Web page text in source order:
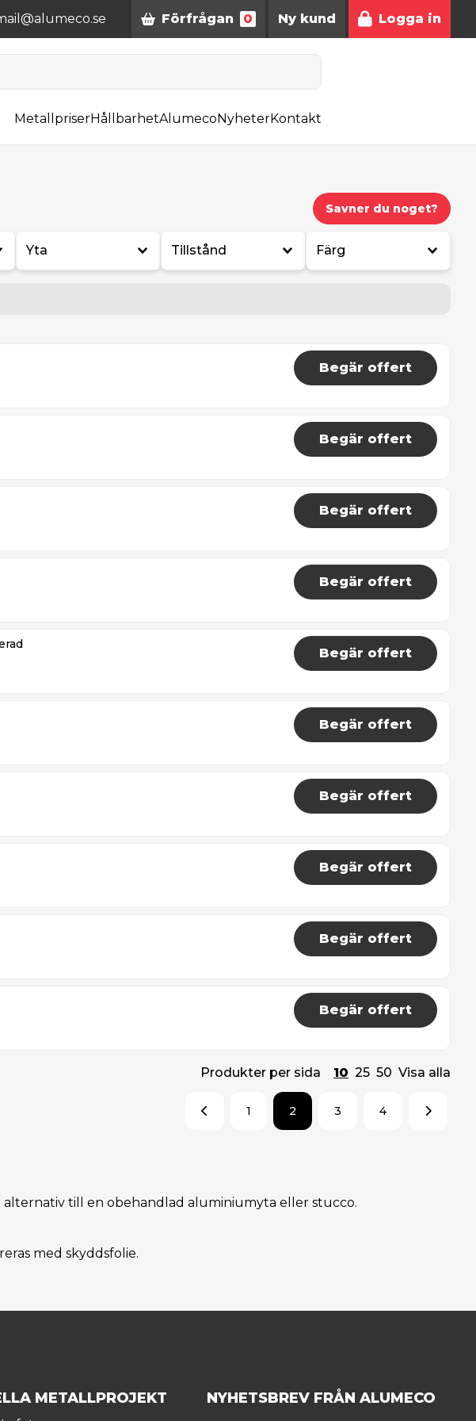
Förfrågan 0 Ny kund Logga in
MetallpriserHållbarhetAlumecoNyheterKontakt
Savner du noget?
Yta Tillstånd Färg
Begär offert
Begär offert
Begär offert
Begär offert
Begär offert
Begär offert
Begär offert
Begär offert
Begär offert
Begär offert
Produkter per sida 10 25 50 Visa alla
1 2 3 4
alternativ till en obehandlad aluminiumyta eller stucco.
med skyddsfolie.
METALLPROJEKT NYHETSBREV FRÅN ALUMECO